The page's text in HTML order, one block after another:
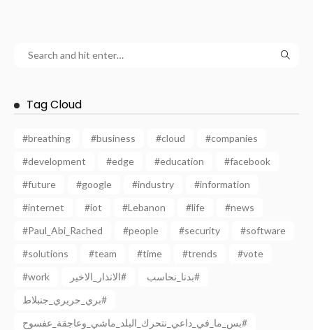
Tag Cloud
#breathing #business #cloud
#companies
#development
#edge #education
#facebook
#future
#google #industry
#information
#internet
#iot #Lebanon #life
#news
#Paul_Abi_Rached
#people #security
#software
#solutions
#team #time #trends
#vote
#work
الانذار_الاخير#
بدنا_نحاسب#
بري_حريري_جنبلاط#
بس_ما_في_داعي_نتحرك_البلد_ماشي_وعاجقة_عفسوح#